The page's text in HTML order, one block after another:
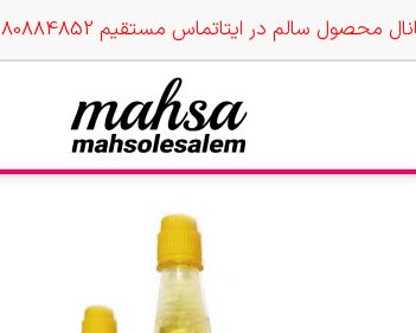
محصول سالم در ایتاتماس مستقیم 09180884852